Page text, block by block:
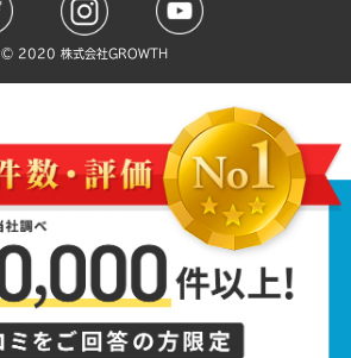
©️ 2020 株式会社GROWTH